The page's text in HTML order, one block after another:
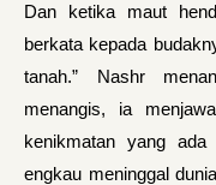
Dan ketika maut
berkata kepada
tanah.” Nashr
menangis, ia
kenikmatan yang
engkau meninggal